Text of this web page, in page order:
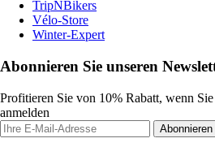
TripNBikers
Vélo-Store
Winter-Expert
Abonnieren Sie unseren
Profitieren Sie von 10% Rabatt, wenn
anmelden
Abonnieren